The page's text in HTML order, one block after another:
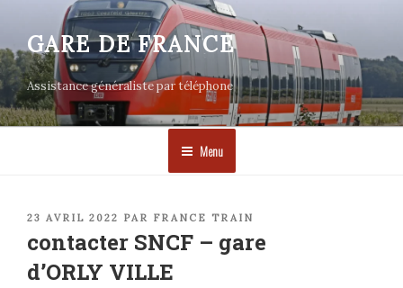
contenu
principal
GARE DE FRANCE
Assistance généraliste par téléphone
Menu
PUBLIÉ
23 AVRIL 2022 PAR FRANCE TRAIN
contacter SNCF – gare
d’ORLY VILLE